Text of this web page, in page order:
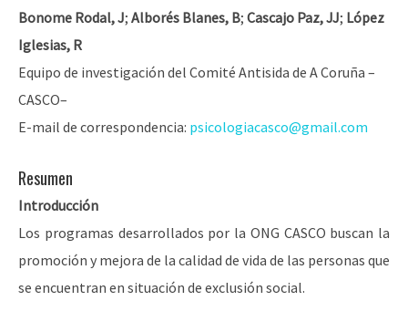
Bonome Rodal, J; Alborés Blanes, B; Cascajo Paz, JJ; López
Iglesias, R
Equipo de investigación del Comité Antisida de A Coruña –
CASCO–
E-mail de correspondencia: psicologiacasco@gmail.com
Resumen
Introducción
Los programas desarrollados por la ONG CASCO buscan la
promoción y mejora de la calidad de vida de las personas que
se encuentran en situación de exclusión social.